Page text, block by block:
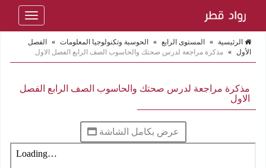
Toggle
الرئيسية » المستوى الرابع » الحوسبة وتكنولوجيا المعلومات »
الفصل
الأول » مذكرة مراجعة لدرس صحتك والحاسوب الصف الرابع الفصل الاول
مذكرة مراجعة لدرس صحتك والحاسوب الصف الرابع الفصل
الاول
عرض بكامل الشاشة